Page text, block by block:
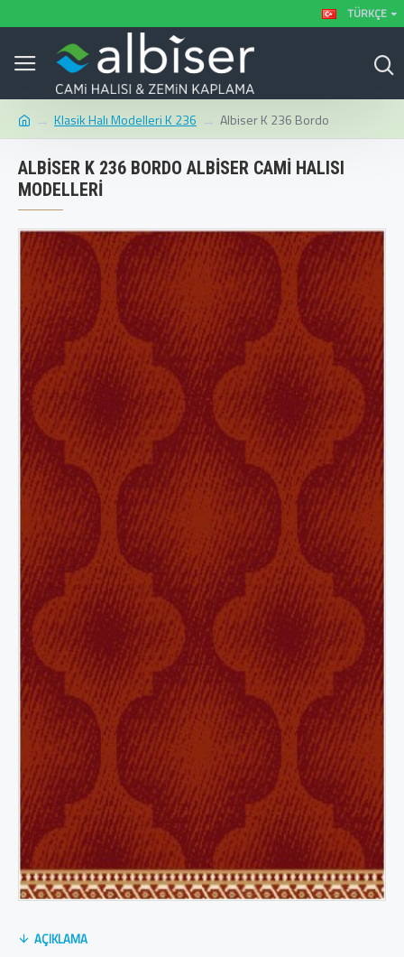
TÜRKÇE
Klasik Halı Modelleri K 236 Albiser K 236 Bordo
ALBISER K 236 BORDO ALBISER CAMI HALISI
MODELLERI
AÇIKLAMA